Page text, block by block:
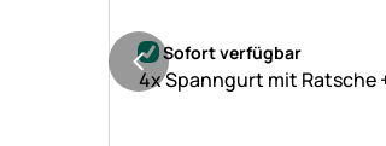
Noch keine Bewertungen
Sofort verfügbar
4x Spanngurt mit Ratsche